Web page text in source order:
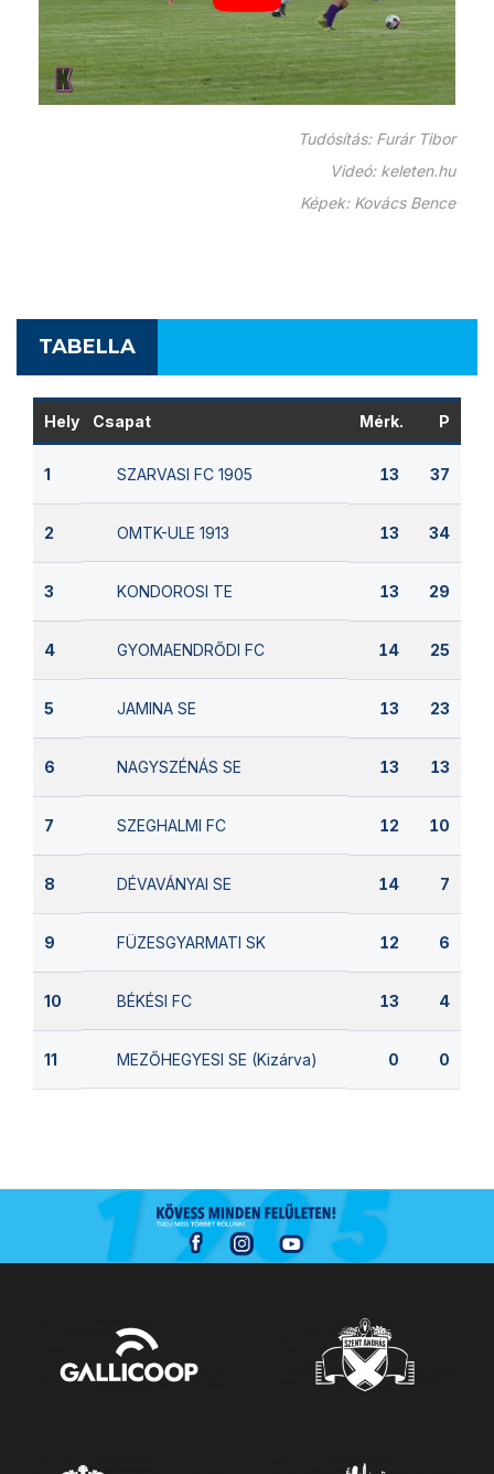
Tudósítás: Furár Tibor
Videó: keleten.hu
Képek: Kovács Bence
TABELLA
Hely Csapat Mérk. P
1 SZARVASI FC 1905 13 37
2 OMTK-ULE 1913 13 34
3 KONDOROSI TE 13 29
4 GYOMAENDRŐDI FC 14 25
5 JAMINA SE 13 23
6 NAGYSZÉNÁS SE 13 13
7 SZEGHALMI FC 12 10
8 DÉVAVÁNYAI SE 14 7
9 FÜZESGYARMATI SK 12 6
10 BÉKÉSI FC 13 4
11 MEZŐHEGYESI SE (Kizárva) 0 0